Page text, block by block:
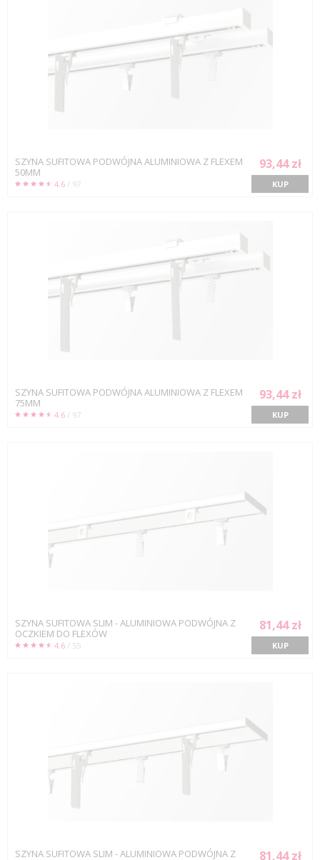
SZYNA SUFITOWA PODWÓJNA ALUMINIOWA Z FLEXEM
50MM
4.6 / 97
93,44 zł
KUP
SZYNA SUFITOWA PODWÓJNA ALUMINIOWA Z FLEXEM
75MM
4.6 / 97
93,44 zł
KUP
SZYNA SUFITOWA SLIM - ALUMINIOWA PODWÓJNA Z
OCZKIEM DO FLEXÓW
4.6 / 55
81,44 zł
KUP
SZYNA SUFITOWA SLIM - ALUMINIOWA PODWÓJNA Z
81,44 zł